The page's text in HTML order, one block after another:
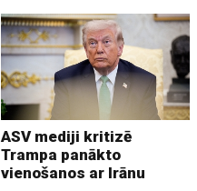
ASV mediji kritizē
Trampa panākto
vienošanos ar Irānu